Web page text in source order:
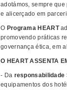
adotámos, sempre
e alicerçado em
O Programa HEART
promovendo práticas
governança ética, em
O HEART ASSENTA
- Da responsabilidade
equipamentos dos